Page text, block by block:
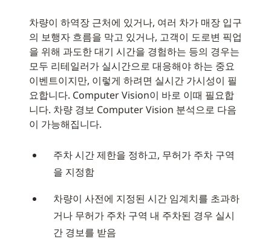
차량이 하역장 근처에 있거나, 여러 차가 매장 입구
의 보행자 흐름을 막고 있거나, 고객이 도로변 픽업
을 위해 과도한 대기 시간을 경험하는 등의 경우는
모두 리테일러가 실시간으로 대응해야 하는 중요
이벤트이지만, 이렇게 하려면 실시간 가시성이 필
요합니다. Computer Vision이 바로 이때 필요합
니다. 차량 경보 Computer Vision 분석으로 다음
이 가능해집니다.
주차 시간 제한을 정하고, 무허가 주차 구역
을 지정함
차량이 사전에 지정된 시간 임계치를 초과하
거나 무허가 주차 구역 내 주차된 경우 실시
간 경보를 받음